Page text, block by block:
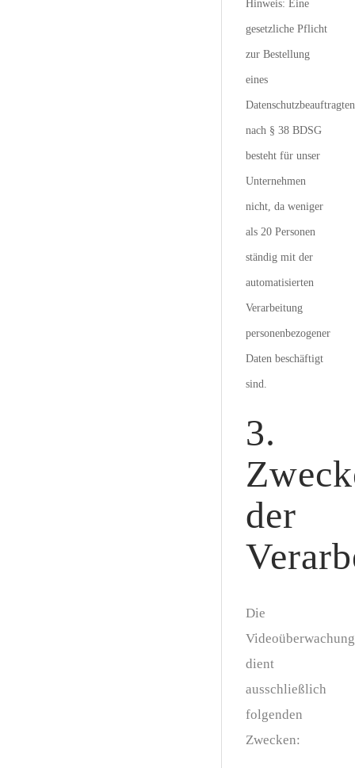
Hinweis: Eine
gesetzliche Pflicht
zur Bestellung
eines
Datenschutzbeauftragten
nach § 38 BDSG
besteht für unser
Unternehmen
nicht, da weniger
als 20 Personen
ständig mit der
automatisierten
Verarbeitung
personenbezogener
Daten beschäftigt
sind.
3.
der
Die
Videoüberwachung
dient
ausschließlich
folgenden
Zwecken: